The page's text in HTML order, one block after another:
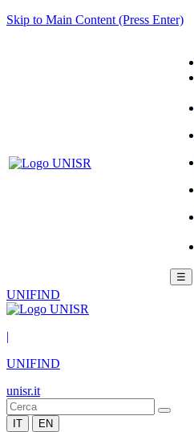
Skip to Main Content (Press Enter)
☰
UNIFIND
|
UNIFIND
unisr.it
IT EN